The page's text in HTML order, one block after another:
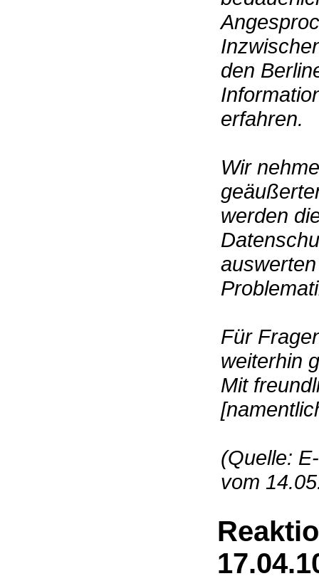
den
erfahren.
Wir
werden
Für
weiterhin
Mit
(Quelle:
vom